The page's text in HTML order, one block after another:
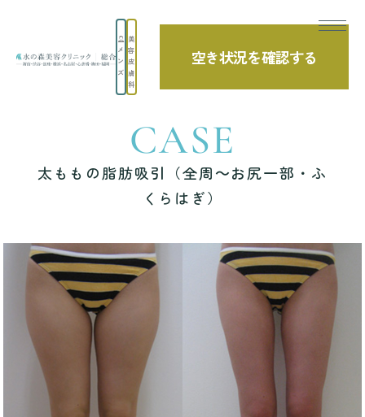
メ
ン
ズ
美
容
皮
膚
科
空き状況を確認する
TOP 症例写真 太ももの脂肪吸引（全周～お尻一部・ふくらはぎ）
CASE
太ももの脂肪吸引（全周～お尻一部・ふ
くらはぎ）